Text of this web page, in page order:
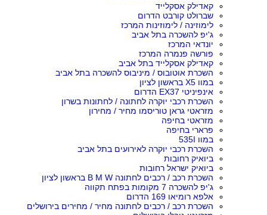
קאדילק אסקלייד
שברולט קורבט הדרום
לימוזינה / לימוזינות המרכז
ג'יפ להשכרה בתל אביב
יונדאי המרכז
פורשה פנמרה המרכז
קאדילק אסקלייד בתל אביב
השכרת אוטובוס / מיניבוס להשכרה בתל אביב
במוו X5 בראשון לציון
אינפיניטי EX37 הדרום
השכרת רכבי יוקרה לחתונה / לחתונות בשרון
מזראטי גראן טוריסמו מחיר / מחירון
מזראטי בחיפה
פרארי בחיפה
במוו 535I
השכרת רכבי יוקרה לאירועים בתל אביב
ביואיק רחובות
ביואיק ישראל רחובות
השכרת רכב / רכבים לחתונה B M W בראשון לציון
ג'יפ להשכרה 7 מקומות בפתח תקווה
אלפא רומיאו 169 הדרום
השכרת רכב / רכבים לחתונה מחיר / מחירים בירושלים